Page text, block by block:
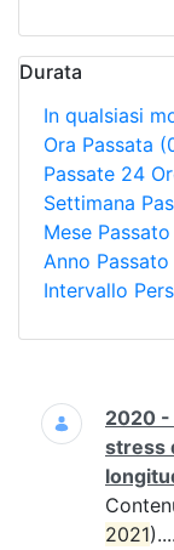
Durata
In qualsiasi
Ora Passata
Passate 24
Settimana
Mese Passato
Anno Passato
Intervallo
Ricerca
2020 -
stress
2021